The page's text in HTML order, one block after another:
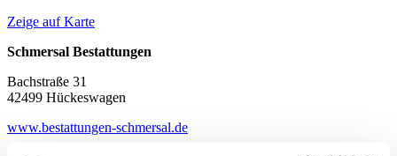
Zeige auf Karte
Schmersal Bestattungen
Bachstraße 31
42499 Hückeswagen
www.bestattungen-schmersal.de